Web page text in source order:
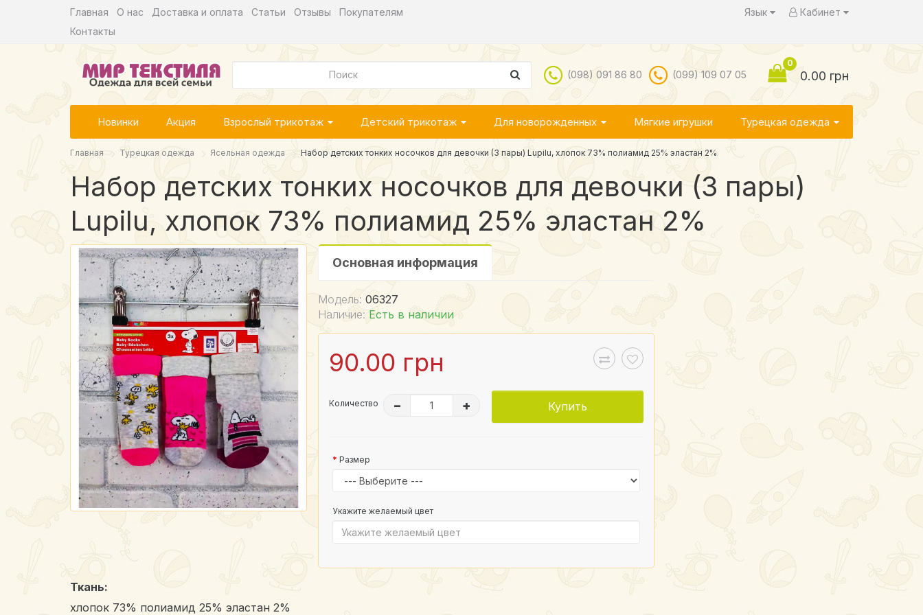
Главная О нас Доставка и оплата Статьи Отзывы
Покупателям
Контакты
Язык Кабинет
(098) 091 86 80 (099) 109 07 05
0
0.00 грн
Новинки Акция Взрослый трикотаж Детский трикотаж Для новорожденных Мягкие игрушки Турецкая одежда
Главная Турецкая одежда Ясельная одежда Набор детских тонких носочков для девочки (3 пары) Lupilu, хлопок 73% полиамид 25% эластан 2%
Набор детских тонких носочков для девочки (3 пары)
Lupilu, хлопок 73% полиамид 25% эластан 2%
Основная информация
Модель: 06327
Наличие: Есть в наличии
90.00 грн
Количество – + Купить
Размер
Укажите желаемый цвет
Ткань:
хлопок 73% полиамид 25% эластан 2%